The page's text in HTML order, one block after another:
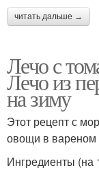
читать дальше →
Лечо с
Лечо из
на зиму
Этот рецепт с
овощи в вареном
Ингредиенты (на